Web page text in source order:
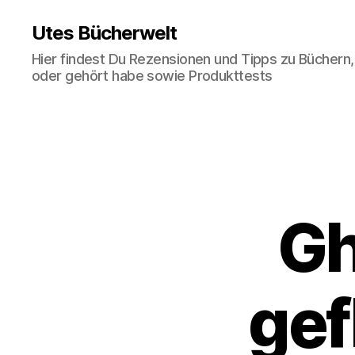
Utes Bücherwelt
Hier findest Du Rezensionen und Tipps zu
oder gehört habe sowie Produkttests